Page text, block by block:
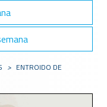
> ENTROIDO DE